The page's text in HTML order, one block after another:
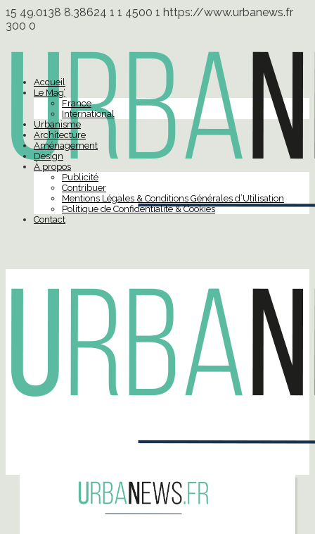
15 49.0138 8.38624 1 1 4500 1 https://www.urbanews.fr
300 0
Accueil
Le Mag’
France
International
Urbanisme
Architecture
Aménagement
Design
À propos
Publicité
Contribuer
Mentions Légales & Conditions Générales d’Utilisation
Politique de Confidentialité & Cookies
Contact